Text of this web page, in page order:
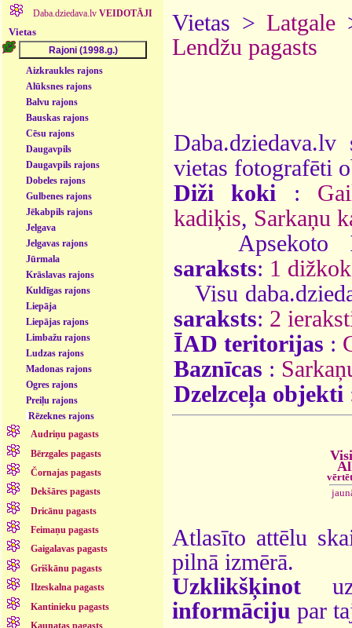
Daba.dziedava.lv VEIDOTĀJI
Vietas
Aizkraukles rajons
Alūksnes rajons
Balvu rajons
Bauskas rajons
Cēsu rajons
Daugavpils
Daugavpils rajons
Dobeles rajons
Gulbenes rajons
Jēkabpils rajons
Jelgava
Jelgavas rajons
Jūrmala
Krāslavas rajons
Kuldīgas rajons
Liepāja
Liepājas rajons
Limbažu rajons
Ludzas rajons
Madonas rajons
Ogres rajons
Preiļu rajons
Rēzeknes rajons
Audriņu pagasts
Bērzgales pagasts
Čornajas pagasts
Dekšāres pagasts
Dricānu pagasts
Feimaņu pagasts
Gaigalavas pagasts
Griškānu pagasts
Ilzeskalna pagasts
Kantinieku pagasts
Kaunatas pagasts
Vietas >Latgale
Lendžu pagasts
vietas fotografēti
Diži koki :
kadiķis, Sarkaņu
Apsekoto
saraksts: 1
Visu
saraksts: 2
ĪAD teritorijas :
Baznīcas :
Dzelzceļa objekti
Atlasīto attēlu
pilnā izmērā.
Uzklikšķinot
informāciju par